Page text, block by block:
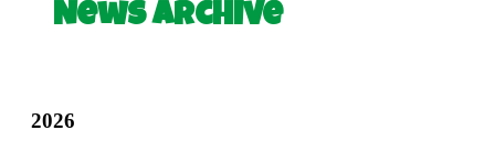
News Archive
2026